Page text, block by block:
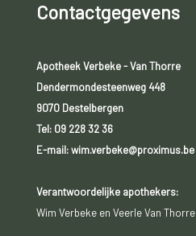
Contactgegevens
Apotheek Verbeke - Van Thorre
Dendermondesteenweg 448
9070 Destelbergen
Tel: 09 228 32 36
E-mail: wim.verbeke@proximus.be
Verantwoordelijke apothekers:
Wim Verbeke en Veerle Van Thorre